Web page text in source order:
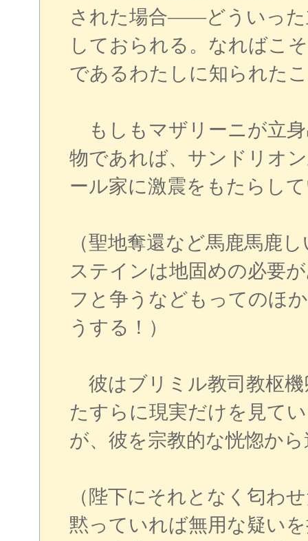
された場合――どういった
しておられる。なればこ
であるわたしに知られた
もしもマザリーニが立
物であれば、サンドリオ
ール家に激震をもたらし
（聖地奪還など馬鹿馬鹿
ステインは地固めの必要
フと争うなどもってのほ
うする！）
彼はブリミル教司教枢
たすらに現実だけを見て
が、彼を宗教的な恍惚か
（陛下にそれとなく匂わ
黙っていれば無用な疑い